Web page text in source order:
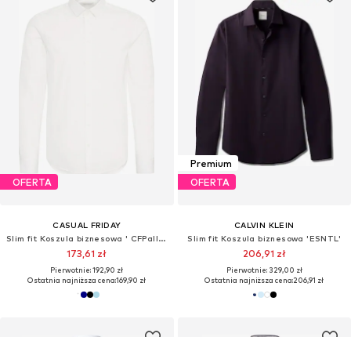
OFERTA
CASUAL FRIDAY
Slim fit Koszula biznesowa ' CFPalle '
173,61 zł
Pierwotnie: 192,90 zł
Ostatnia najniższa cena:169,90 zł
Premium
OFERTA
CALVIN KLEIN
Slim fit Koszula biznesowa 'ESNTL'
206,91 zł
Pierwotnie: 329,00 zł
Ostatnia najniższa cena:206,91 zł